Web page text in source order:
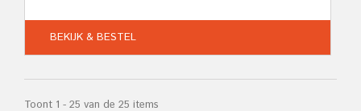
BEKIJK & BESTEL
Toont 1 - 25 van de 25 items